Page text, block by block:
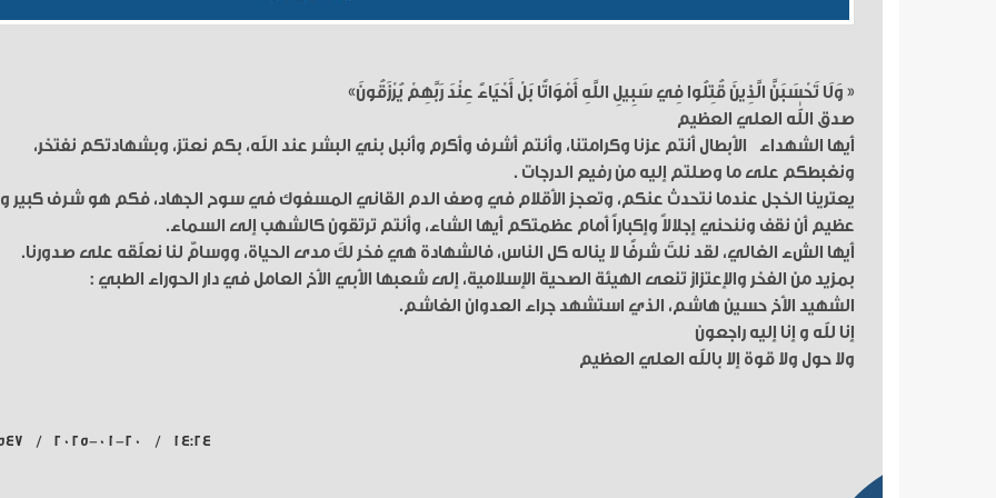
« وَلَا تَحْسَبَنَّ الَّذِينَ قُتِلُوا فِي سَبِيلِ اللَّهِ أَمْوَاتًا بَلْ أَحْيَاءً عِنْدَ رَبَّهِمْ يُرْزَقُونَ»
صدق اللّٰه العلي العظيم
أيها الشهداء الأبطال أنتم عزنا وكرامتنا، وأنتم أشرف وأكرم وأنبل بني البشر عند الله، بكم نعتز، وبشهادتكم نفتخر،
ونغبطكم على ما وصلتم إليه من رفيع الدرجات .
يعترينا الخجل عندما نتحدث عنكم، وتعجز الأقلام في وصف الدم القاني المسفوك في سوح الجهاد، فكم هو شرف كبير
عظيم أن نقف وننحني إجلالاً وإكباراً أمام عظمتكم أيها الشاء، وأنتم ترتقون كالشهب إلى السماء.
أيها الشء الغالي، لقد نلتَ شرفًا لا يناله كل الناس، فالشهادة هي فخر لكَ مدى الحياة، ووسامٌ لنا نعلّقه على صدورنا.
بمزيد من الفخر والإعتزاز تنعى الهيئة الصحية الإسلامية، إلى شعبها الأبي الأخ العامل في دار الحوراء الطبي :
الشهيد الأخ حسين هاشم، الذي استشهد جراء العدوان الغاشم.
إنا للّه و إنا إليه راجعون
ولا حول ولا قوة إلا باللّه العلي العظيم
14:24 / 2025-01-20 / 547 قراءة